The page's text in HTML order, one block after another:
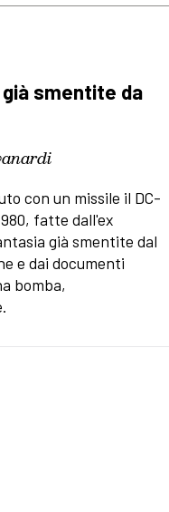
smentite da
con un missile il DC-
fatte dall'ex
già smentite dal
e dai documenti
bomba,